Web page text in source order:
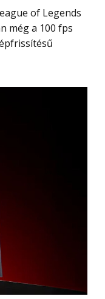
még a 100 fps